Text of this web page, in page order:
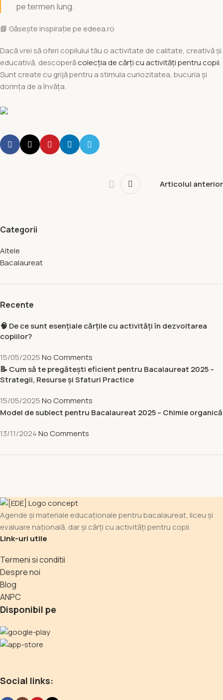
pe termen lung.
📘 Găsește inspirație pe edeea.ro
Dacă vrei să oferi copilului tău o activitate de calitate, creativă și
educativă, descoperăcolecția de cărți cu activități pentru copii.
Sunt create cu grijă pentru a stimula curiozitatea, bucuria și
dorința de a învăța.
Articolul anterior
Categorii
Altele
Bacalaureat
Recente
🧠 De ce sunt esențiale cărțile cu activități în dezvoltarea
copiilor?
15/05/2025No Comments
📝 Cum să te pregătești eficient pentru Bacalaureat 2025 –
Strategii, Resurse și Sfaturi Practice
15/05/2025No Comments
Model de subiect pentru Bacalaureat 2025 – Chimie organică
13/11/2024No Comments
Agende și materiale educaționale pentru bacalaureat, liceu și
evaluare națională, dar și cărți cu activități pentru copii.
Link-uri utile
Termeni si conditii
Despre noi
Blog
ANPC
Disponibil pe
Social links: